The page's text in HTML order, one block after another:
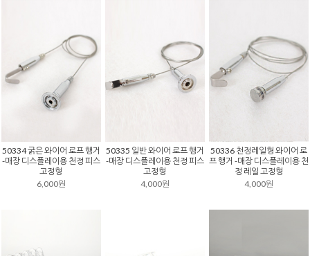
50334 굵은 와이어 로프 행거
-매장 디스플레이용 천정 피스
고정형
6,000원
50335 일반 와이어 로프 행거
-매장 디스플레이용 천정 피스
고정형
4,000원
50336 천정레일형 와이어 로
프 행거 -매장 디스플레이용 천
정 레일 고정형
4,000원